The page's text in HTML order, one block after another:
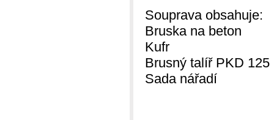
Souprava obsahuje:
Bruska na beton
Kufr
Brusný talíř PKD 125
Sada nářadí